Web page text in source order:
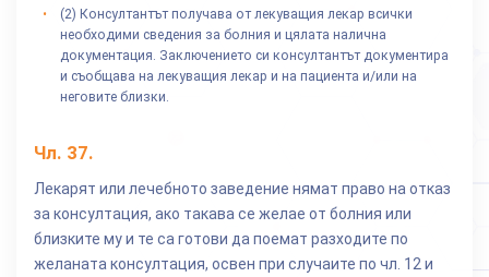
(2) Консултантът получава от лекуващия лекар всички
необходими сведения за болния и цялата налична
документация. Заключението си консултантът документира
и съобщава на лекуващия лекар и на пациента и/или на
неговите близки.
Чл. 37.
Лекарят или лечебното заведение нямат право на отказ
за консултация, ако такава се желае от болния или
близките му и те са готови да поемат разходите по
желаната консултация, освен при случаите по чл. 12 и